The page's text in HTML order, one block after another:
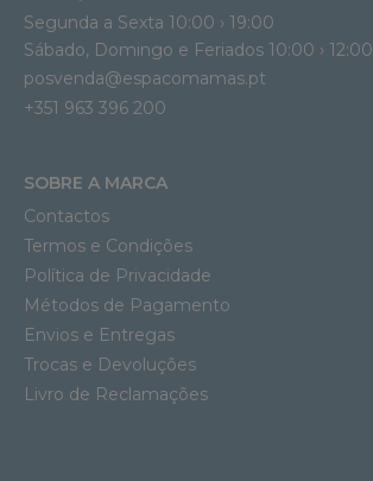
Segunda a Sexta 10:00 › 19:00
Sábado, Domingo e Feriados 10:00 › 12:00
posvenda@espacomamas.pt
+351 963 396 200
SOBRE A MARCA
Contactos
Termos e Condições
Política de Privacidade
Métodos de Pagamento
Envios e Entregas
Trocas e Devoluções
Livro de Reclamações